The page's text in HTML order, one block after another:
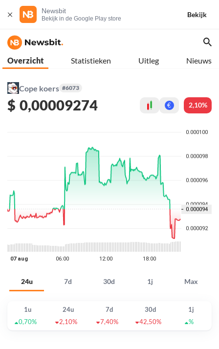
Newsbit
Bekijk in de Google Play store
Bekijk
Overzicht Statistieken Uitleg Nieuws
Cope koers #6073
$ 0,00009274 € 2,10%
24u 7d 30d 1j Max
1u 24u 7d 30d
1j
0,70%
2,10% 7,40% 42,50% %